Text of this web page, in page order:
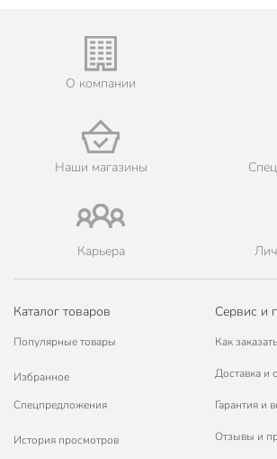
О компании
Наши магазины
Карьера
Каталог товаров
Популярные товары
Избранное
Спецпредложения
История просмотров
Сервис и
Как заказать
Доставка и
Гарантия и
Отзывы и